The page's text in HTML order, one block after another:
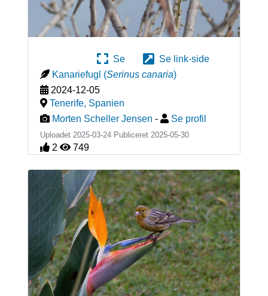
Se
Se link-side
Kanariefugl (Serinus canaria)
2024-12-05
Tenerife, Spanien
Morten Scheller Jensen - Se profil
Uploadet 2025-03-24 Publiceret 2025-05-30
2 749